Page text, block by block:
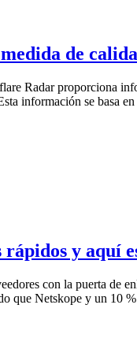
de
Radar proporciona
información se basa en
rápidos y aquí
con la puerta de
que Netskope y un 10